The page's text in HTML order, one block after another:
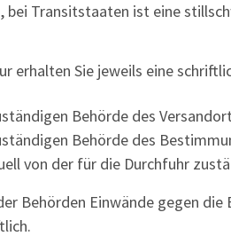
bei Transitstaaten ist eine
erhalten Sie jeweils eine
Behörde des
Behörde des
von der für die Durchfuhr
Behörden Einwände gegen